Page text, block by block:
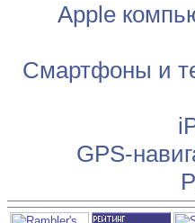
Apple
Смартфоны и
GPS-